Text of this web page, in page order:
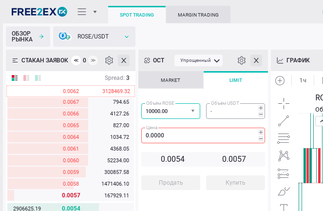
Heatmap
База знаний
SPOT TRADING MARGIN TRADING
ОБЗОР
РЫНКА
ROSE/USDT
СТАКАН ЗАЯВОК ≪ 0 ≫
Spread: 3
0.0062 3128469.32
0.0076
44079.79
0.0074
3955.44
362.59
0.0068
1007903.74
0.0067
794.65
0.0066
4127.26
0.0065
827.00
0.0064
1034.72
0.0061
4368.05
0.0060
52234.00
0.0059
300857.58
0.0058
1471406.10
0.0057 167929.11
0.0054
2906625.19
ОСТ Упрощенный
MARKET LIMIT
Объём ROSE Объём USDT
Цена
0.0054 0.0057
Продать Купить
ГРАФИК